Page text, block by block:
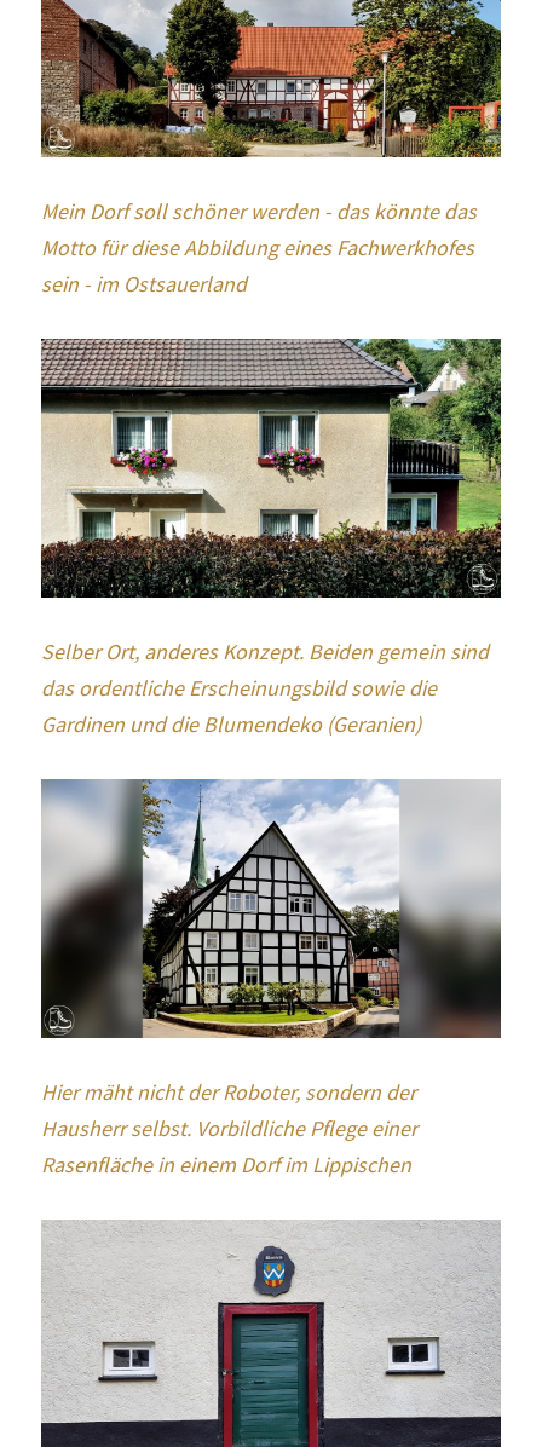
Mein Dorf soll schöner werden - das könnte das
Motto für diese Abbildung eines Fachwerkhofes
sein - im Ostsauerland
Selber Ort, anderes Konzept. Beiden gemein sind
das ordentliche Erscheinungsbild sowie die
Gardinen und die Blumendeko (Geranien)
Hier mäht nicht der Roboter, sondern der
Hausherr selbst. Vorbildliche Pflege einer
Rasenfläche in einem Dorf im Lippischen